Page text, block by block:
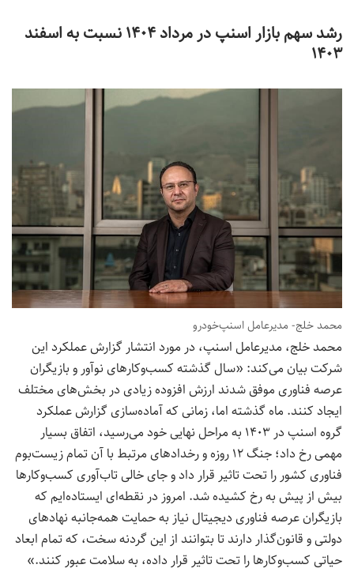
رشد سهم بازار اسنپ در مرداد ۱۴۰۴ نسبت به اسفند
۱۴۰۳
محمد خلج- مدیرعامل اسنپ‌خودرو
محمد خلج، مدیرعامل اسنپ، در مورد انتشار گزارش عملکرد این
شرکت بیان می‌کند: «سال گذشته کسب‌وکارهای نوآور و بازیگران
عرصه‌ فناوری موفق شدند ارزش افزوده‌ زیادی در بخش‌های مختلف
ایجاد کنند. ماه‌ گذشته اما، زمانی که آماده‌سازی گزارش عملکرد
گروه اسنپ در ۱۴۰۳ به مراحل نهایی خود می‌رسید، اتفاق بسیار
مهمی رخ داد؛ جنگ ۱۲ روزه و رخدادهای مرتبط با آن تمام زیست‌بوم
فناوری کشور را تحت تاثیر قرار داد و جای خالی تاب‌آوری کسب‌وکارها
بیش از پیش به رخ کشیده شد. امروز در نقطه‌ای ایستاده‌ایم که
بازیگران عرصه‌ فناوری دیجیتال نیاز به حمایت همه‌جانبه نهادهای
دولتی و قانون‌گذار دارند تا بتوانند از این گردنه‌ سخت، که تمام ابعاد
حیاتی کسب‌وکارها را تحت تاثیر قرار داده، به سلامت عبور کنند.»